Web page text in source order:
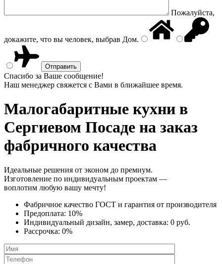
Пожалуйста,
докажите, что вы человек, выбрав Дом.
Спасибо за Ваше сообщение!
Наш менеджер свяжется с Вами в ближайшее время.
Малогабаритные кухни в
Сергиевом Посаде на заказ
фабричного качества
Идеальные решения от эконом до премиум.
Изготовление по индивидуальным проектам —
воплотим любую вашу мечту!
Фабричное качество ГОСТ и гарантия от производителя
Предоплата: 10%
Индивидуальный дизайн, замер, доставка: 0 руб.
Рассрочка: 0%